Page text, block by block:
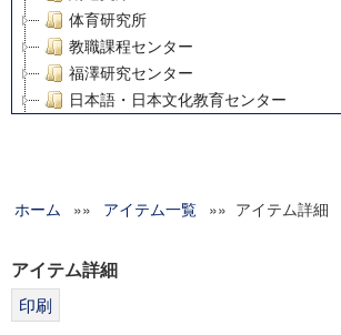
体育研究所
教職課程センター
福澤研究センター
日本語・日本文化教育センター
グローバルリサーチインスティテュート
科学研究費補助金研究成果報告書
ホーム »» アイテム一覧 »» アイテム詳細
アイテム詳細